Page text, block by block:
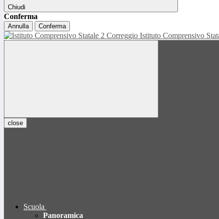
Chiudi
Conferma
Annulla Conferma
Istituto Comprensivo
close
Scuola
Panoramica